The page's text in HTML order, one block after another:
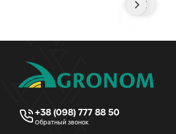
+38 (098) 777 88 50
Обратный звонок